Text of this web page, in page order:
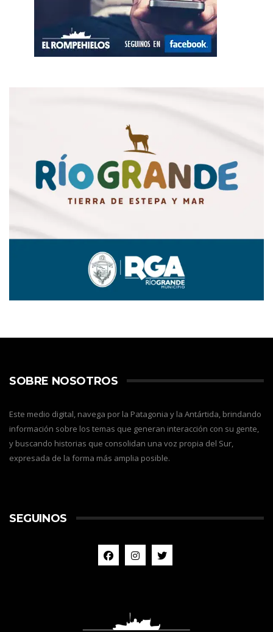
SOBRE NOSOTROS
Este medio digital, navega por la Patagonia y la Antártida, brindando
información sobre los temas que generan interacción con su gente,
y buscando historias que consolidan una voz propia del Sur,
expresada de la forma más amplia posible.
SEGUINOS